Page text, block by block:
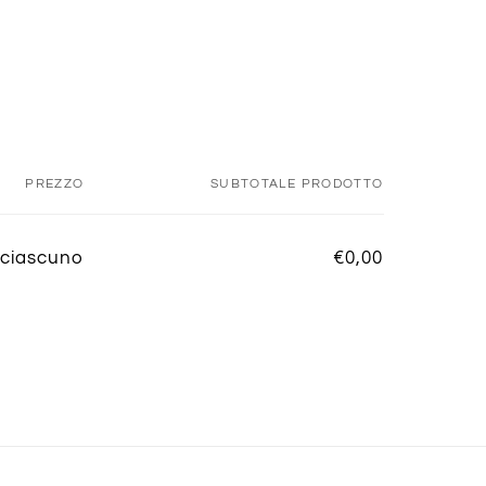
PREZZO SUBTOTALE PRODOTTO
€0,00